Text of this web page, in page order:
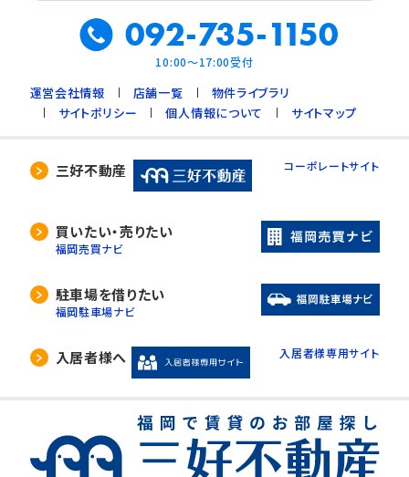
092-735-1150
10:00～17:00受付
運営会社情報 店舗一覧
物件ライブラリ
サイトポリシー
個人情報について サイトマップ
三好不動産 コーポレートサイト
買いたい・売りたい
福岡売買ナビ
駐車場を借りたい
福岡駐車場ナビ
入居者様へ 入居者様専用サイト